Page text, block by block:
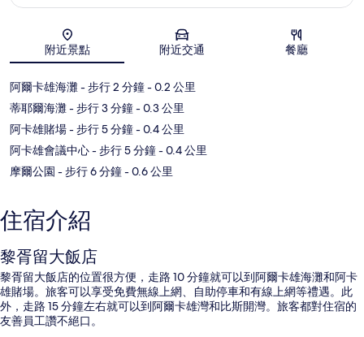
地圖
附近景點 附近交通 餐廳
阿爾卡雄海灘- 步行 2 分鐘- 0.2 公里
蒂耶爾海灘- 步行 3 分鐘- 0.3 公里
阿卡雄賭場- 步行 5 分鐘- 0.4 公里
阿卡雄會議中心- 步行 5 分鐘- 0.4 公里
摩爾公園 - 步行 6 分鐘- 0.6 公里
住宿介紹
黎胥留大飯店
黎胥留大飯店的位置很方便，走路 10 分鐘就可以到阿爾卡雄海灘和阿卡
雄賭場。旅客可以享受免費無線上網、自助停車和有線上網等禮遇。此
外，走路 15 分鐘左右就可以到阿爾卡雄灣和比斯開灣。旅客都對住宿的
友善員工讚不絕口。